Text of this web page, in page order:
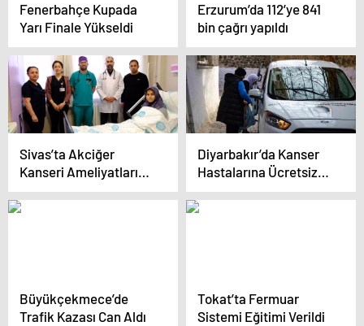
Fenerbahçe Kupada
Yarı Finale Yükseldi
Erzurum’da 112’ye 841
bin çağrı yapıldı
Sivas’ta Akciğer
Kanseri Ameliyatları
Başladı
Diyarbakır’da Kanser
Hastalarına Ücretsiz
Sosyal Taksi Hizmeti
Büyükçekmece’de
Trafik Kazası Can Aldı
Tokat’ta Fermuar
Sistemi Eğitimi Verildi